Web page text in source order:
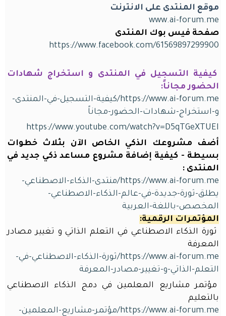
موقع المنتدى على الانترنت
www.ai-forum.me
صفحة فيس بوك المنتدى
https://www.facebook.com/61569897299900
كيفية التسجيل في المنتدى و استخراج شهادات
الحضور مجاناً:
https://www.ai-forum.me/كيفية-التسجيل-في-المنتدى-
و-استخراج-شهادات-الحضور-مجاناً
https://www.youtube.com/watch?v=D5qTGeXTUEI
أضف مشروعك الذكي الخاص اﻵن بثلاث خطوات
بسيطة - كيفية إضافة مشروع مساعد ذكي جديد في
المنتدى :
https://www.ai-forum.me/منتدى-الذكاء-الاصطناعي-
يطلق-ثورة-جديدة-في-عالم-الذكاء-الاصطناعي-
المخصص-باللغة-العربية
المؤتمرات الرقمية:
ثورة الذكاء الاصطناعي في التعلم الذاتي و تغيير مصادر
المعرفة
https://www.ai-forum.me/ثورة-الذكاء-الاصطناعي-في-
التعلم-الذاتي-و-تغيير-مصادر-المعرفة
مؤتمر مشاريع المعلمين في دمج الذكاء الاصطناعي
بالتعليم
https://www.ai-forum.me/مؤتمر-مشاريع-المعلمين-